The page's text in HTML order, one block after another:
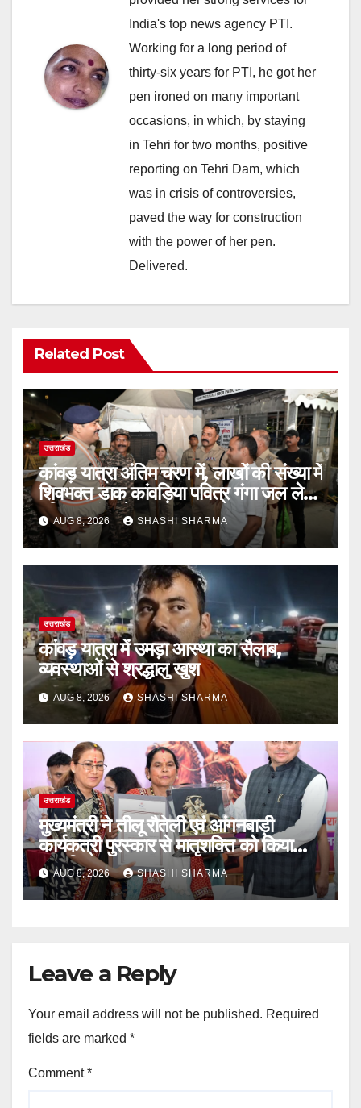
India's top news agency PTI.
Working for a long period of
thirty-six years for PTI, he got her
pen ironed on many important
occasions, in which, by staying
in Tehri for two months, positive
reporting on Tehri Dam, which
was in crisis of controversies,
paved the way for construction
with the power of her pen.
Delivered.
Related Post
उत्तराखंड
कांवड़ यात्रा अंतिम चरण में, लाखों की संख्या में
शिवभक्त डाक कांवड़िया पवित्र गंगा जल लेने
हरिद्वार पहुंच रहे
AUG 8, 2026 SHASHI SHARMA
उत्तराखंड
कांवड़ यात्रा में उमड़ा आस्था का सैलाब,
व्यवस्थाओं से श्रद्धालु खुश
AUG 8, 2026 SHASHI SHARMA
उत्तराखंड
मुख्यमंत्री ने तीलू रौतेली एवं आंगनबाड़ी
कार्यकत्री पुरस्कार से मातृशक्ति को किया
सम्मानित
AUG 8, 2026 SHASHI SHARMA
Leave a Reply
Your email address will not be published. Required
fields are marked *
Comment*